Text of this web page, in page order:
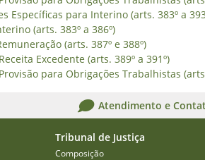
Específicas para Interino (arts. 383º a
(arts. 383º a 386º)
(arts. 387º e 388º)
Excedente (arts. 389º a 391º)
para Obrigações Trabalhistas
Atendimento e
Tribunal de Justiça
Composição